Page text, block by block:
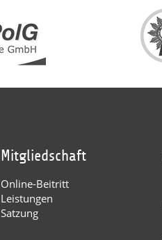
Mitgliedschaft
Online-Beitritt
Leistungen
Satzung